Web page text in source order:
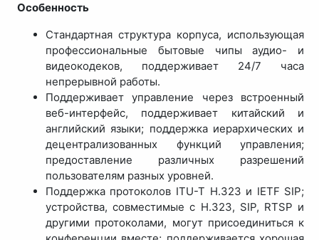
Особенность
Стандартная структура корпуса, использующая
профессиональные бытовые чипы аудио- и
видеокодеков, поддерживает 24/7 часа
непрерывной работы.
Поддерживает управление через встроенный
веб-интерфейс, поддерживает китайский и
английский языки; поддержка иерархических и
децентрализованных функций управления;
предоставление различных разрешений
пользователям разных уровней.
Поддержка протоколов ITU-T H.323 и IETF SIP;
устройства, совместимые с H.323, SIP, RTSP и
другими протоколами, могут присоединиться к